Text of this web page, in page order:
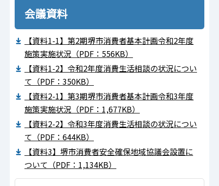
会議資料
【資料1-1】第2期堺市消費者基本計画令和2年度
施策実施状況（PDF：556KB）
【資料1-2】令和2年度消費生活相談の状況につい
て（PDF：350KB）
【資料2-1】第3期堺市消費者基本計画令和3年度
施策実施状況（PDF：1,677KB）
【資料2-2】令和3年度消費生活相談の状況につい
て（PDF：644KB）
【資料3】堺市消費者安全確保地域協議会設置に
ついて（PDF：1,134KB）